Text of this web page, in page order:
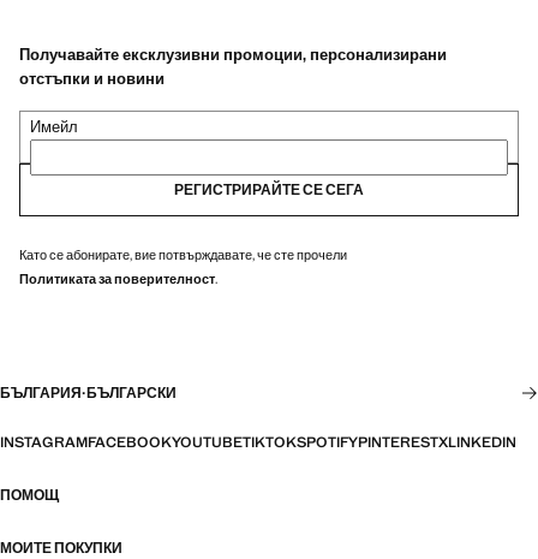
Получавайте ексклузивни промоции, персонализирани
отстъпки и новини
Имейл
РЕГИСТРИРАЙТЕ СЕ СЕГА
Като се абонирате, вие потвърждавате, че сте прочели
Политиката за поверителност.
БЪЛГАРИЯ·БЪЛГАРСКИ
INSTAGRAMFACEBOOKYOUTUBETIKTOKSPOTIFYPINTERESTXLINKEDIN
ПОМОЩ
МОИТЕ ПОКУПКИ